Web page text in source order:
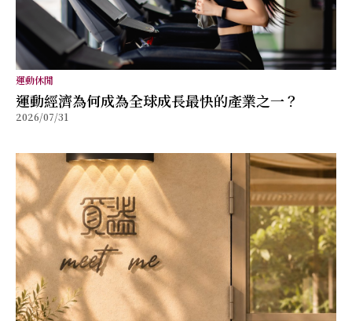
運動休閒
運動經濟為何成為全球成長最快的產業之一？
2026/07/31